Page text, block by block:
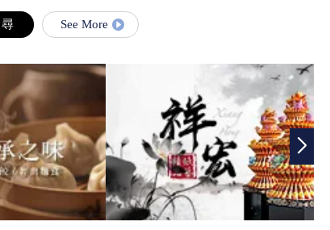
樂和慰藉。當愛
時，飼主們往往
為每一位寵物家
訴求。
See More